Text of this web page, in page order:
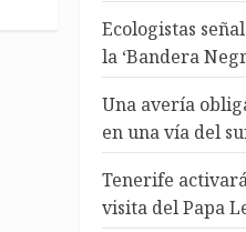
Ecologistas
la ‘Bandera
Una avería
en una vía del
Tenerife
visita del Papa